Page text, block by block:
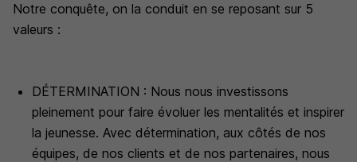
Notre conquête, on la conduit en se reposant sur 5
valeurs :
DÉTERMINATION : Nous nous investissons
pleinement pour faire évoluer les mentalités et inspirer
la jeunesse. Avec détermination, aux côtés de nos
équipes, de nos clients et de nos partenaires, nous